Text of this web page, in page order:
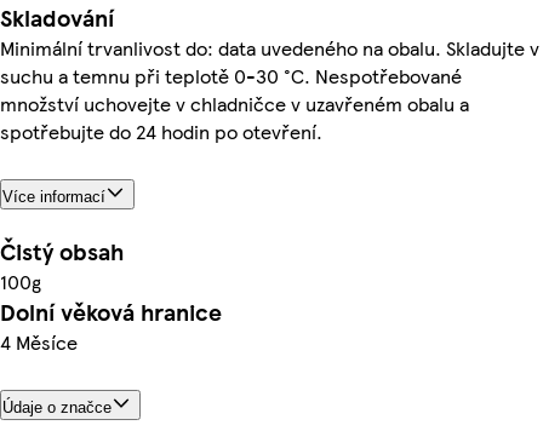
Skladování
Minimální trvanlivost do: data uvedeného na obalu. Skladujte v
suchu a temnu při teplotě 0-30 °C. Nespotřebované
množství uchovejte v chladničce v uzavřeném obalu a
spotřebujte do 24 hodin po otevření.
Více informací
Čistý obsah
100g
Dolní věková hranice
4 Měsíce
Údaje o značce